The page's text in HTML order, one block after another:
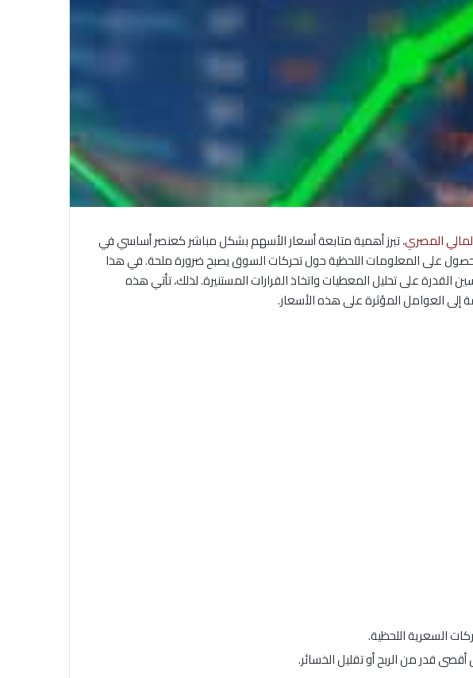
المصري،تبرز أهمية متابعة أسعار الأسهم بشكل مباشر كعنصر أساسي في
الحصول على المعلومات اللحظية حول تحركات السوق يصبح ضرورة ملحة. في هذا
على تحليل المعطيات واتخاذ القرارات المستنيرة. لذلك، تأتي هذه
إلى العوامل المؤثرة على هذه الأسعار.
السعرية اللحظية.
قدر من الربح أو تقليل الخسائر.